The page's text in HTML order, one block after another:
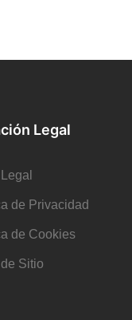
Legal
de Privacidad
de Cookies
Sitio